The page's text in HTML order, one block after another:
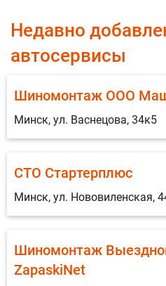
Недавно
автосервисы
Шиномонтаж ООО
Минск, ул. Васнецова, 34к5
СТО Стартерплюс
Минск, ул. Нововиленская,
Шиномонтаж
ZapaskiNet